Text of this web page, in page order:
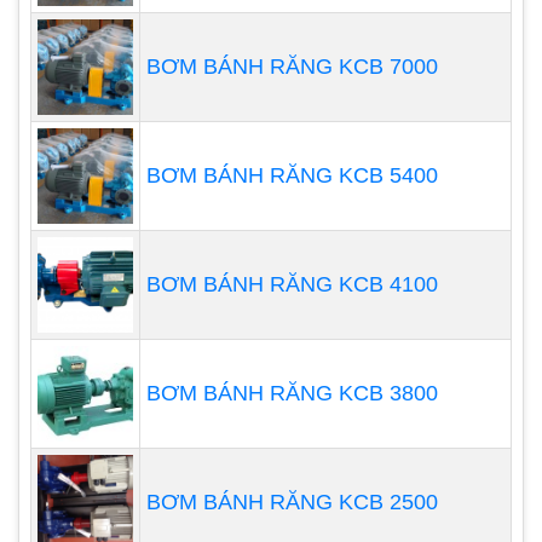
Nếu bơm có hiện tượng lạ nhanh chóng dừng
bơm và kiểm tra phát hiện lỗi để khắc phục
Vận hành bơm đúng tiêu chuẩn nhà sản xuất,
đúng theo hướng dẫn nhà phân phối hoặc
các nhân viên kỹ thuật
BƠM BÁNH RĂNG KCB 7000
BƠM BÁNH RĂNG KCB 5400
BƠM BÁNH RĂNG KCB 4100
BƠM BÁNH RĂNG KCB 3800
BƠM BÁNH RĂNG KCB 2500